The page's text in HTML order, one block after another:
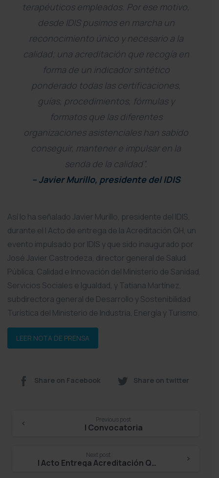
terapéuticos empleados. Por ese motivo,
desde IDIS pusimos en marcha un
reconocimiento único y necesario a la
calidad; una acreditación que recogía en
forma de un indicador sintético
ponderado todas las certificaciones,
guías, procedimientos, fórmulas y
formatos que las diferentes
organizaciones asistenciales han sabido
conseguir, mantener e impulsar en la
senda de la calidad”.
– Javier Murillo, presidente del IDIS
Así lo ha señalado Javier Murillo, presidente del IDIS,
durante el I Acto de entrega de la Acreditación QH, un
evento impulsado por IDIS y que sido inaugurado por
José Javier Castrodeza, director general de Salud
Pública, Calidad e Innovación del Ministerio de Sanidad,
Servicios Sociales e Igualdad, y Tatiana Martínez,
subdirectora general de Desarrollo y Sostenibilidad
Turística del Ministerio de Industria, Energía y Turismo.
LEER NOTA DE PRENSA
Share on Facebook Share on twitter
Continue
Previous post
I Convocatoria
Next post
I Acto Entrega Acreditación QH – Juan Abarca